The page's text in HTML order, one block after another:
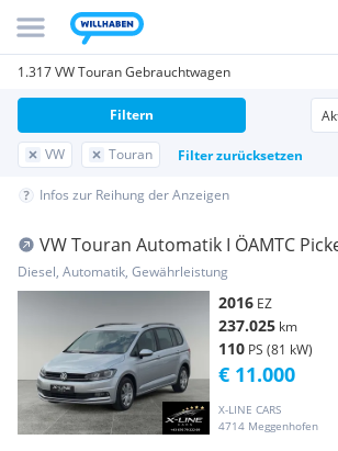
1.317 VW Touran Gebrauchtwagen
VW Touran Filter zurücksetzen
Filtern
Infos zur Reihung der Anzeigen
VW Touran Automatik I ÖAMTC
Finanzierung...
Diesel, Automatik, Gewährleistung
2016 EZ
237.025 km
110 PS (81 kW)
X-LINE CARS
4714 Meggenhofen
€ 11.000